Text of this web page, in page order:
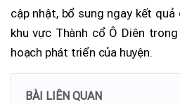
cập nhật, bổ sung ngay kết
khu vực Thành cổ Ô Diên
hoạch phát triển của huyện.
BÀI LIÊN QUAN